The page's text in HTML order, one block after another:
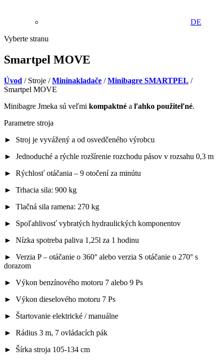
DE
Vyberte stranu
Smartpel MOVE
Úvod / Stroje /Mininakladače /Minibagre SMARTPEL /
Smartpel MOVE
Minibagre Jmeka sú veľmi kompaktné a ľahko použiteľné.
Parametre stroja
► Stroj je vyvážený a od osvedčeného výrobcu
► Jednoduché a rýchle rozšírenie rozchodu pásov v rozsahu 0,3 m
► Rýchlosť otáčania – 9 otočení za minútu
► Trhacia sila: 900 kg
► Tlačná sila ramena: 270 kg
► Spoľahlivosť vybratých hydraulických komponentov
► Nízka spotreba paliva 1,25l za 1 hodinu
► Verzia P – otáčanie o 360° alebo verzia S otáčanie o 270° s
dorazom
► Výkon benzínového motoru 7 alebo 9 Ps
► Výkon dieselového motoru 7 Ps
► Štartovanie elektrické / manuálne
► Rádius 3 m, 7 ovládacích pák
► Šírka stroja 105-134 cm